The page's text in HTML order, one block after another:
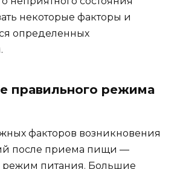
некоторые факторы и
определенных
правильного режима
факторов возникновения
после приема пищи —
питания. Большие